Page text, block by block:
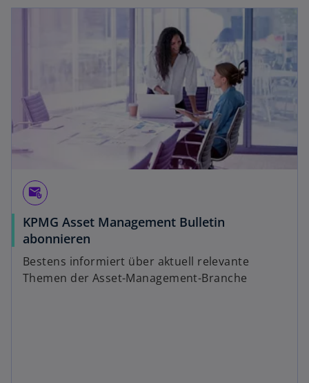
attach_email
KPMG Asset Management Bulletin
abonnieren
Bestens informiert über aktuell relevante
Themen der Asset-Management-Branche